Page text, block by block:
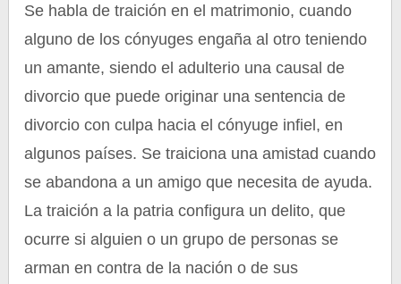
Se habla de traición en el matrimonio, cuando
alguno de los cónyuges engaña al otro teniendo
un amante, siendo el adulterio una causal de
divorcio que puede originar una sentencia de
divorcio con culpa hacia el cónyuge infiel, en
algunos países. Se traiciona una amistad cuando
se abandona a un amigo que necesita de ayuda.
La traición a la patria configura un delito, que
ocurre si alguien o un grupo de personas se
arman en contra de la nación o de sus